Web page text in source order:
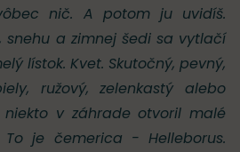
nič. A potom ju uvidíš.
snehu a zimnej šedi sa vytlačí
lístok. Kvet. Skutočný, pevný,
ružový, zelenkastý alebo
niekto v záhrade otvoril malé
je čemerica - Helleborus.